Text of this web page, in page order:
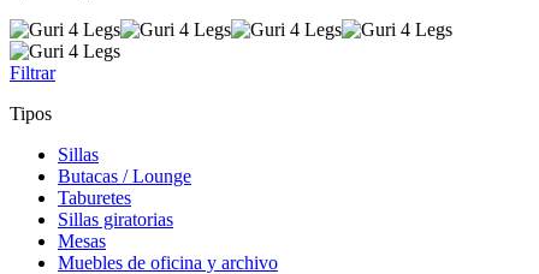
Filtrar
Tipos
Sillas
Butacas / Lounge
Taburetes
Sillas giratorias
Mesas
Muebles de oficina y archivo